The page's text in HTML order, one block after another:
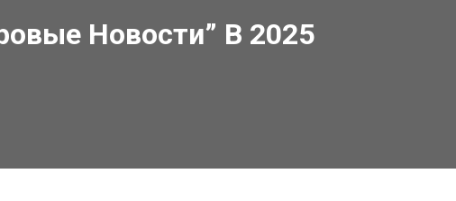
Новости” В 2025